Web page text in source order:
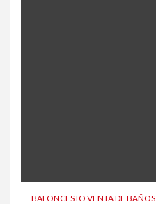
BALONCESTO VENTA DE BAÑOS